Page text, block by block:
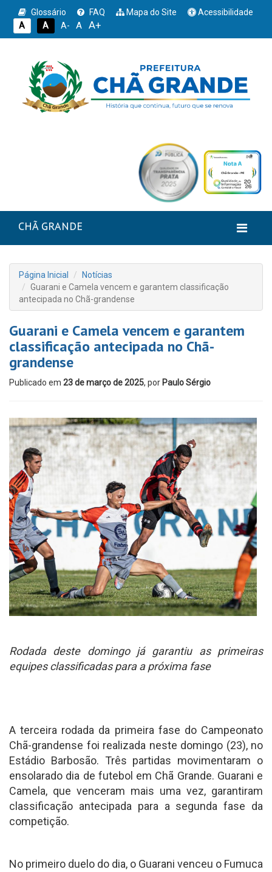
Glossário FAQ Mapa do Site
Acessibilidade
A
A A- A A+
CHÃ GRANDE
Página Inicial
Notícias
Guarani e Camela vencem e garantem classificação
antecipada no Chã-grandense
Guarani e Camela vencem e garantem
classificação antecipada no Chã-
grandense
Publicado em 23 de março de 2025, por Paulo Sérgio
Rodada deste domingo já garantiu as primeiras
equipes classificadas para a próxima fase
A terceira rodada da primeira fase do Campeonato
Chã-grandense foi realizada neste domingo (23), no
Estádio Barbosão. Três partidas movimentaram o
ensolarado dia de futebol em Chã Grande. Guarani e
Camela, que venceram mais uma vez, garantiram
classificação antecipada para a segunda fase da
competição.
No primeiro duelo do dia, o Guarani venceu o Fumuca